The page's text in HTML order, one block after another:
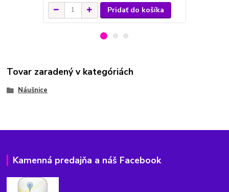
Pridať do košíka
Tovar zaradený v kategóriách
Náušnice
Kamenná predajňa a náš Facebook